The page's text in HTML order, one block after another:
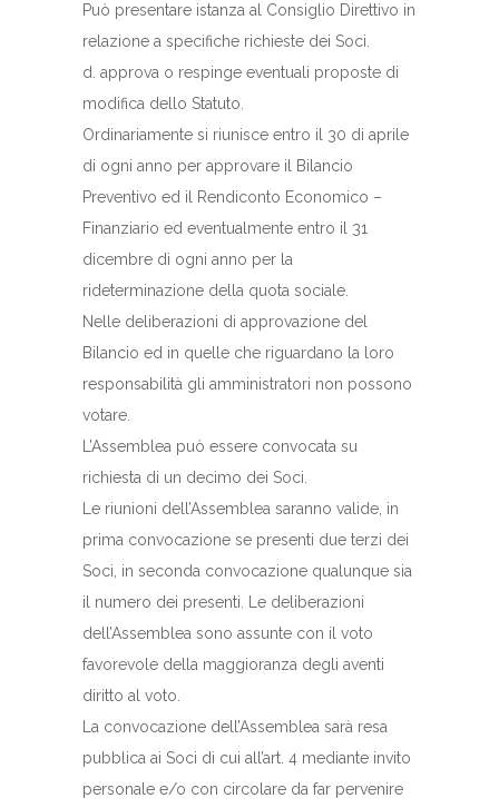
Può presentare istanza al Consiglio Direttivo in
relazione a specifiche richieste dei Soci.
d. approva o respinge eventuali proposte di
modifica dello Statuto.
Ordinariamente si riunisce entro il 30 di aprile
di ogni anno per approvare il Bilancio
Preventivo ed il Rendiconto Economico –
Finanziario ed eventualmente entro il 31
dicembre di ogni anno per la
rideterminazione della quota sociale.
Nelle deliberazioni di approvazione del
Bilancio ed in quelle che riguardano la loro
responsabilità gli amministratori non possono
votare.
L’Assemblea può essere convocata su
richiesta di un decimo dei Soci.
Le riunioni dell’Assemblea saranno valide, in
prima convocazione se presenti due terzi dei
Soci, in seconda convocazione qualunque sia
il numero dei presenti. Le deliberazioni
dell’Assemblea sono assunte con il voto
favorevole della maggioranza degli aventi
diritto al voto.
La convocazione dell’Assemblea sarà resa
pubblica ai Soci di cui all’art. 4 mediante invito
personale e/o con circolare da far pervenire